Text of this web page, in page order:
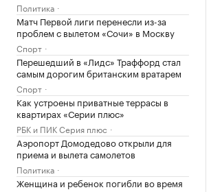
Политика
Матч Первой лиги перенесли из-за
проблем с вылетом «Сочи» в Москву
Спорт
Перешедший в «Лидс» Траффорд стал
самым дорогим британским вратарем
Спорт
Как устроены приватные террасы в
квартирах «Серии плюс»
РБК и ПИК Серия плюс
Аэропорт Домодедово открыли для
приема и вылета самолетов
Политика
Женщина и ребенок погибли во время